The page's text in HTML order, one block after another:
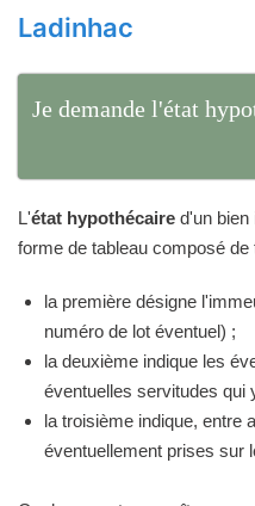
Ladinhac
Je demande l'état
L'état hypothécaire d'un bien
forme de tableau composé de
la première désigne
numéro de lot éventuel) ;
la deuxième indique les
éventuelles servitudes qui
la troisième indique, entre
éventuellement prises sur